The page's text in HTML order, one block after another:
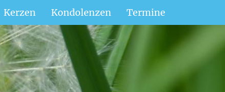
Kerzen Kondolenzen Termine